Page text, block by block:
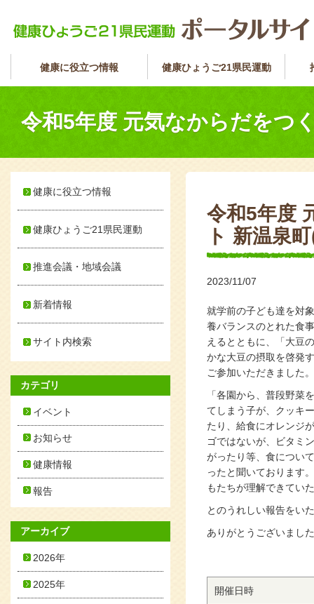
健康に役立つ情報 健康ひょうご21県民運動
令和5年度 元気なからだをつ
令和5年度
ト 新温泉
2023/11/07
就学前の子ども達を対
養バランスのとれた食
えるとともに、「大豆
かな大豆の摂取を啓発
ご参加いただきました。
「各園から、普段野菜
てしまう子が、クッキ
たり、給食にオレンジ
ゴではないが、ビタミ
がったり等、食につい
ったと聞いております
もたちが理解できてい
とのうれしい報告をい
ありがとうございまし
開催日時
健康に役立つ情報
健康ひょうご21県民運動
推進会議・地域会議
新着情報
サイト内検索
カテゴリ
イベント
お知らせ
健康情報
報告
アーカイブ
2026年
2025年